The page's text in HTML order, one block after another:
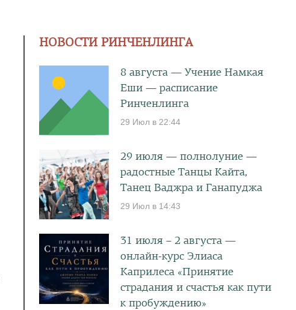
НОВОСТИ РИНЧЕНЛИНГА
8 августа — Учение Намкая
Еши — расписание
Ринченлинга
29 Июл в 22:44
29 июля — полнолуние —
радостные Танцы Кайта,
Танец Ваджра и Ганапуджа
29 Июл в 14:43
31 июля – 2 августа —
онлайн-курс Элиаса
Каприлеса «Принятие
страдания и счастья как пути
к пробуждению»